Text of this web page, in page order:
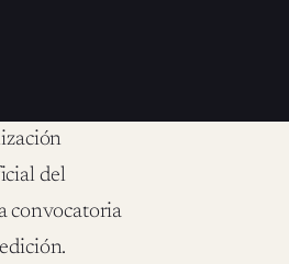
del
convocatoria